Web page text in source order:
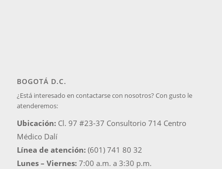
BOGOTÁ D.C.
¿Está interesado en contactarse con nosotros? Con gusto le
atenderemos:
Ubicación: Cl. 97 #23-37 Consultorio 714 Centro
Médico Dalí
Línea de atención: (601) 741 80 32
Lunes – Viernes: 7:00 a.m. a 3:30 p.m.